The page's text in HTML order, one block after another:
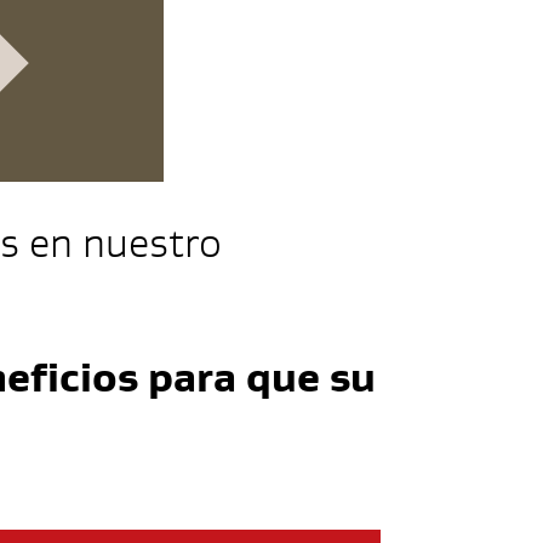
en nuestro
para que su